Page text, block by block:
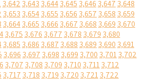
3,642 3,643 3,6443,645 3,646 3,647 3,648
3,653 3,6543,655 3,656 3,657 3,658 3,659
3,6643,665 3,666 3,667 3,668 3,669 3,670
3,675 3,676 3,677 3,678 3,679 3,680
3,685 3,686 3,687 3,688 3,689 3,690 3,691
3,696 3,697 3,698 3,699 3,700 3,7013,702
3,707 3,708 3,709 3,710 3,7113,712
3,717 3,718 3,719 3,720 3,7213,722